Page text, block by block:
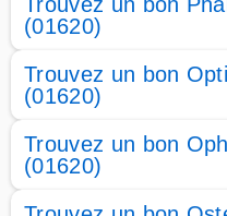
(01620)
Trouvez un bon
(01620)
Trouvez un bon
(01620)